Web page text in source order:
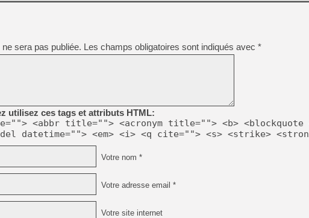
[Mo5] DOOM arrive en
[GK] Bethesda fête les 30
[GK] Roblox : l'action en
[GK] Agenda - GeForce
[LS] [PS5] ps5-y2jb-
[GK] Pourquoi Marvel
[GK] Test : Restory : Chill
[GK] GTA 6 : Rockstar
[GK] Hot Wheels Infinite
[GK] Mémoire cash -
[GK] Résultats Nintendo :
[GK] Dans ce jeu de
sera pas publiée. Les champs obligatoires sont indiqués avec *
utilisez ces tags et attributs HTML:
<abbr title=""> <acronym title=""> <b> <blockquote
datetime=""> <em> <i> <q cite=""> <s> <strike>
Votre nom *
Votre adresse email *
Votre site internet